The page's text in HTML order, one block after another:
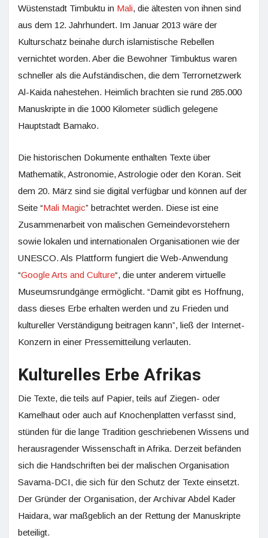
Wüstenstadt Timbuktu in Mali, die ältesten von ihnen sind
aus dem 12. Jahrhundert. Im Januar 2013 wäre der
Kulturschatz beinahe durch islamistische Rebellen
vernichtet worden. Aber die Bewohner Timbuktus waren
schneller als die Aufständischen, die dem Terrornetzwerk
Al-Kaida nahestehen. Heimlich brachten sie rund 285.000
Manuskripte in die 1000 Kilometer südlich gelegene
Hauptstadt Bamako.
Die historischen Dokumente enthalten Texte über
Mathematik, Astronomie, Astrologie oder den Koran. Seit
dem 20. März sind sie digital verfügbar und können auf der
Seite “Mali Magic” betrachtet werden. Diese ist eine
Zusammenarbeit von malischen Gemeindevorstehern
sowie lokalen und internationalen Organisationen wie der
UNESCO. Als Plattform fungiert die Web-Anwendung
“Google Arts and Culture“, die unter anderem virtuelle
Museumsrundgänge ermöglicht. “Damit gibt es Hoffnung,
dass dieses Erbe erhalten werden und zu Frieden und
kultureller Verständigung beitragen kann”, ließ der Internet-
Konzern in einer Pressemitteilung verlauten.
Kulturelles Erbe Afrikas
Die Texte, die teils auf Papier, teils auf Ziegen- oder
Kamelhaut oder auch auf Knochenplatten verfasst sind,
stünden für die lange Tradition geschriebenen Wissens und
herausragender Wissenschaft in Afrika. Derzeit befänden
sich die Handschriften bei der malischen Organisation
Savama-DCI, die sich für den Schutz der Texte einsetzt.
Der Gründer der Organisation, der Archivar Abdel Kader
Haidara, war maßgeblich an der Rettung der Manuskripte
beteiligt.